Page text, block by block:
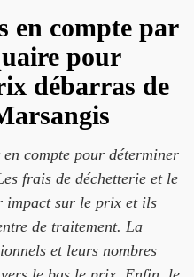
en compte par
pour
débarras de
compte pour déterminer
frais de déchetterie et le
impact sur le prix et ils
de traitement. La
et leurs nombres